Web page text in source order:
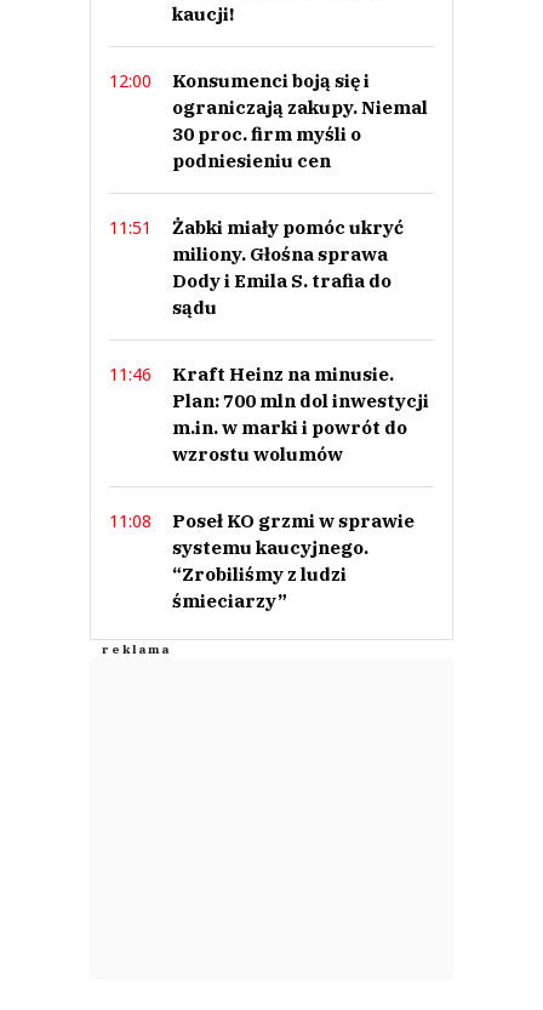
kaucji!
12:00
Konsumenci boją się i
ograniczają zakupy. Niemal
30 proc. firm myśli o
podniesieniu cen
11:51
Żabki miały pomóc ukryć
miliony. Głośna sprawa
Dody i Emila S. trafia do
sądu
11:46
Kraft Heinz na minusie.
Plan: 700 mln dol inwestycji
m.in. w marki i powrót do
wzrostu wolumów
11:08
Poseł KO grzmi w sprawie
systemu kaucyjnego.
“Zrobiliśmy z ludzi
śmieciarzy”